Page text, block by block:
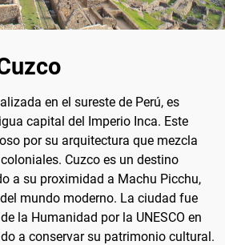
en el sureste de Perú, es
capital del Imperio Inca. Este
por su arquitectura que mezcla
Cuzco es un destino
a su proximidad a Machu Picchu,
mundo moderno. La ciudad fue
la Humanidad por la UNESCO en
a conservar su patrimonio cultural.